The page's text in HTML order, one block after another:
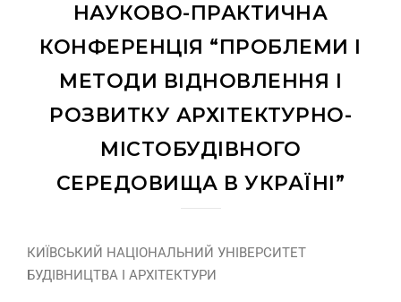
НАУКОВО-ПРАКТИЧНА
КОНФЕРЕНЦІЯ “ПРОБЛЕМИ І
МЕТОДИ ВІДНОВЛЕННЯ І
РОЗВИТКУ АРХІТЕКТУРНО-
МІСТОБУДІВНОГО
СЕРЕДОВИЩА В УКРАЇНІ”
КИЇВСЬКИЙ НАЦІОНАЛЬНИЙ УНІВЕРСИТЕТ
БУДІВНИЦТВА І АРХІТЕКТУРИ